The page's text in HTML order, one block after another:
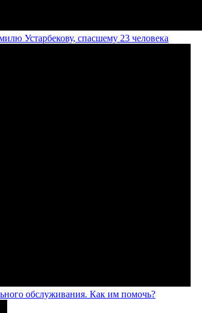
Устарбекову, спасшему 23 человека
обслуживания. Как им помочь?